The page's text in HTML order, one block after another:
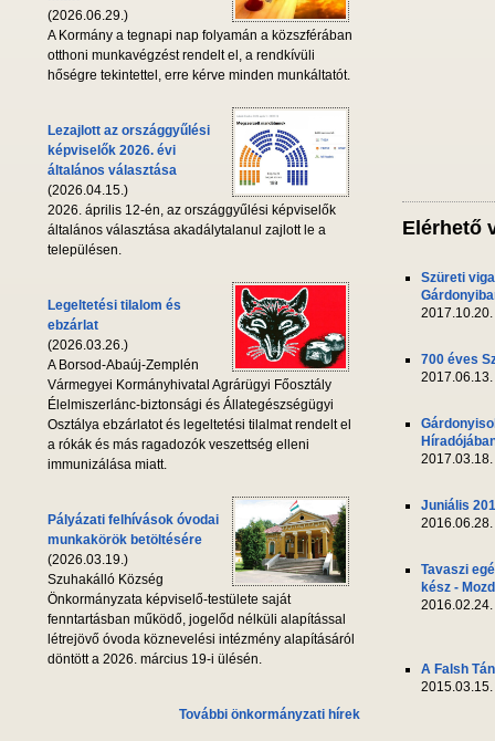
(2026.06.29.)
A Kormány a tegnapi nap folyamán a közszférában
otthoni munkavégzést rendelt el, a rendkívüli
hőségre tekintettel, erre kérve minden munkáltatót.
Lezajlott az országgyűlési
képviselők 2026. évi
általános választása
(2026.04.15.)
2026. április 12-én, az országgyűlési képviselők
általános választása akadálytalanul zajlott le a
településen.
Legeltetési tilalom és
ebzárlat
(2026.03.26.)
A Borsod-Abaúj-Zemplén
Vármegyei Kormányhivatal Agrárügyi Főosztály
Élelmiszerlánc-biztonsági és Állategészségügyi
Osztálya ebzárlatot és legeltetési tilalmat rendelt el
a rókák és más ragadozók veszettség elleni
immunizálása miatt.
Pályázati felhívások óvodai
munkakörök betöltésére
(2026.03.19.)
Szuhakálló Község
Önkormányzata képviselő-testülete saját
fenntartásban működő, jogelőd nélküli alapítással
létrejövő óvoda köznevelési intézmény alapításáról
döntött a 2026. március 19-i ülésén.
További önkormányzati hírek
Elérhető
Szüreti
2017.10.20.
700 éves
2017.06.13.
2017.03.18.
Juniális
2016.06.28.
Tavaszi
kész -
2016.02.24.
A Falsh
2015.03.15.